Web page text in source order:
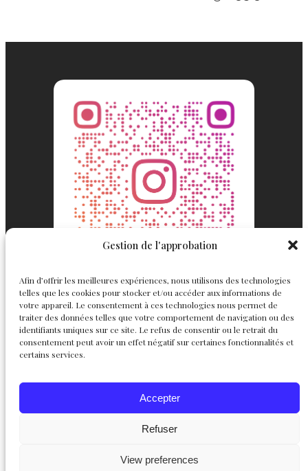
Gestion de l'approbation
Afin d’offrir les meilleures expériences, nous utilisons des technologies
telles que les cookies pour stocker et/ou accéder aux informations de
votre appareil. Le consentement à ces technologies nous permet de
traiter des données telles que votre comportement de navigation ou des
identifiants uniques sur ce site. Le refus de consentir ou le retrait du
consentement peut avoir un effet négatif sur certaines fonctionnalités et
certains services.
Accepter
Refuser
View preferences
Englemond
Haute Joaillerie
Personnalisables
Chevalières
Instagram
Facebook
X